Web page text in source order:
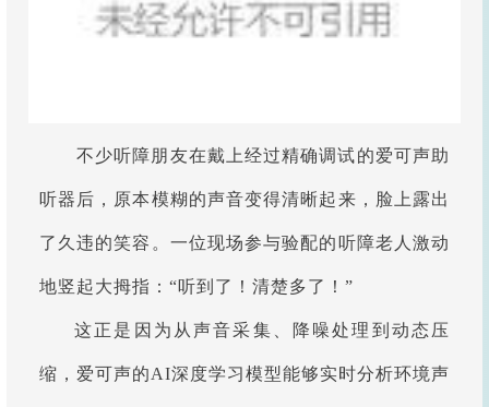
不少听障朋友在戴上经过精确调试的爱可声助
听器后，原本模糊的声音变得清晰起来，脸上露出
了久违的笑容。一位现场参与验配的听障老人激动
地竖起大拇指：“听到了！清楚多了！”
这正是因为从声音采集、降噪处理到动态压
缩，爱可声的AI深度学习模型能够实时分析环境声